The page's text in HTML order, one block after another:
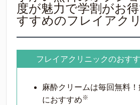
度が魅力で学割がお
すすめのフレイアク
フレイアクリニックのおす
麻酔クリームは毎回無料！
におすすめ※